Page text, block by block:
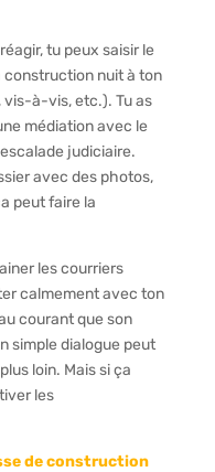
tu peux saisir le
construction nuit à ton
vis-à-vis, etc.). Tu as
médiation avec le
judiciaire.
avec des photos,
peut faire la
les courriers
calmement avec ton
courant que son
simple dialogue peut
loin. Mais si ça
les
de construction